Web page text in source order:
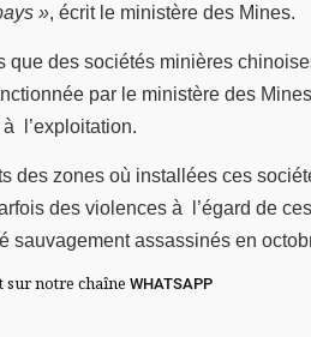
», écrit le ministère des Mines.
que des sociétés minières
par le ministère des
l’exploitation.
des zones où installées ces
des violences à l’égard de
sauvagement assassinés en
sur notre chaîneWHATSAPP